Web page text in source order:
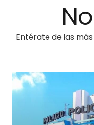
Entérate de las